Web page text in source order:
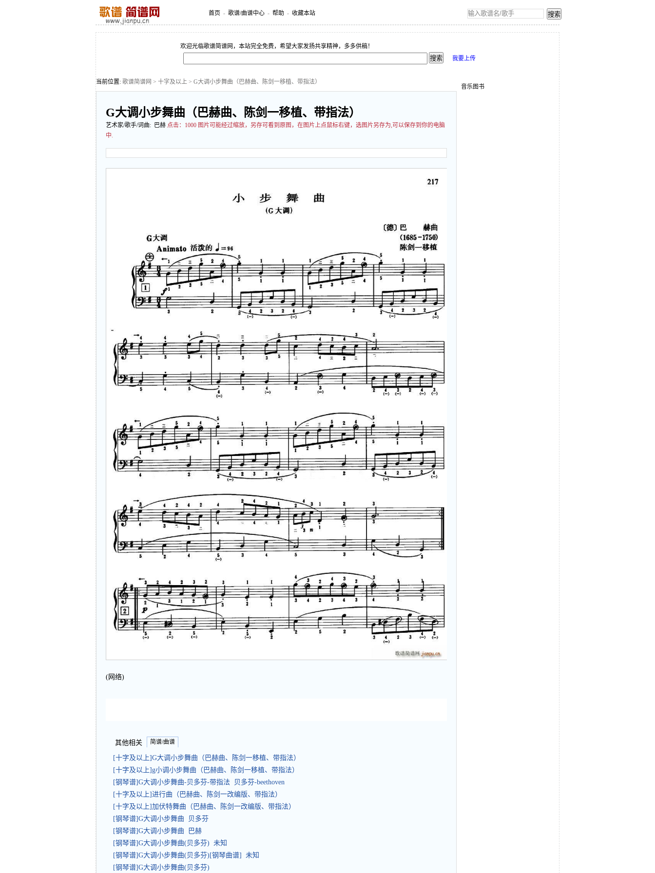
首页 - 歌谱/曲谱中心 - 帮助 - 收藏本站
欢迎光临歌谱简谱网，本站完全免费，希望大家发扬共享精神，多多供稿！
我要上传
当前位置: 歌谱简谱网 > 十字及以上 > G大调小步舞曲（巴赫曲、陈剑一移植、带指法）
G大调小步舞曲（巴赫曲、陈剑一移植、带指法）
艺术家/歌手/词曲: 巴赫 点击： 1000 图片可能经过缩放，另存可看到原图，在图片上点鼠标右键，选图片另存为,可以保存到你的电脑
中.
(网络)
其他相关 简谱/曲谱
[十字及以上]G大调小步舞曲（巴赫曲、陈剑一移植、带指法）
[十字及以上]g小调小步舞曲（巴赫曲、陈剑一移植、带指法）
[钢琴谱]G大调小步舞曲-贝多芬-带指法 贝多芬-beethoven
[十字及以上]进行曲（巴赫曲、陈剑一改编版、带指法）
[十字及以上]加伏特舞曲（巴赫曲、陈剑一改编版、带指法）
[钢琴谱]G大调小步舞曲 贝多芬
[钢琴谱]G大调小步舞曲 巴赫
[钢琴谱]G大调小步舞曲(贝多芬) 未知
[钢琴谱]G大调小步舞曲(贝多芬)[钢琴曲谱] 未知
[钢琴谱]G大调小步舞曲(贝多芬)
音乐图书